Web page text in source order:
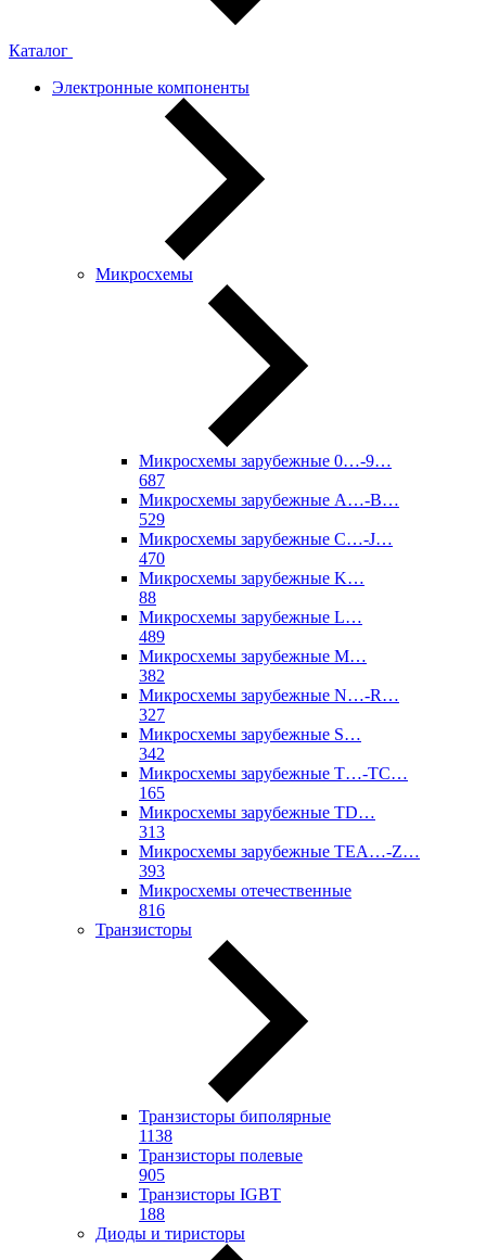
Каталог
Электронные компоненты
Микросхемы
Микросхемы зарубежные 0…-9…
687
Микросхемы зарубежные A…-B…
529
Микросхемы зарубежные C…-J…
470
Микросхемы зарубежные K…
88
Микросхемы зарубежные L…
489
Микросхемы зарубежные M…
382
Микросхемы зарубежные N…-R…
327
Микросхемы зарубежные S…
342
Микросхемы зарубежные T…-TC…
165
Микросхемы зарубежные TD…
313
Микросхемы зарубежные TEA…-Z…
393
Микросхемы отечественные
816
Транзисторы
Транзисторы биполярные
1138
Транзисторы полевые
905
Транзисторы IGBT
188
Диоды и тиристоры